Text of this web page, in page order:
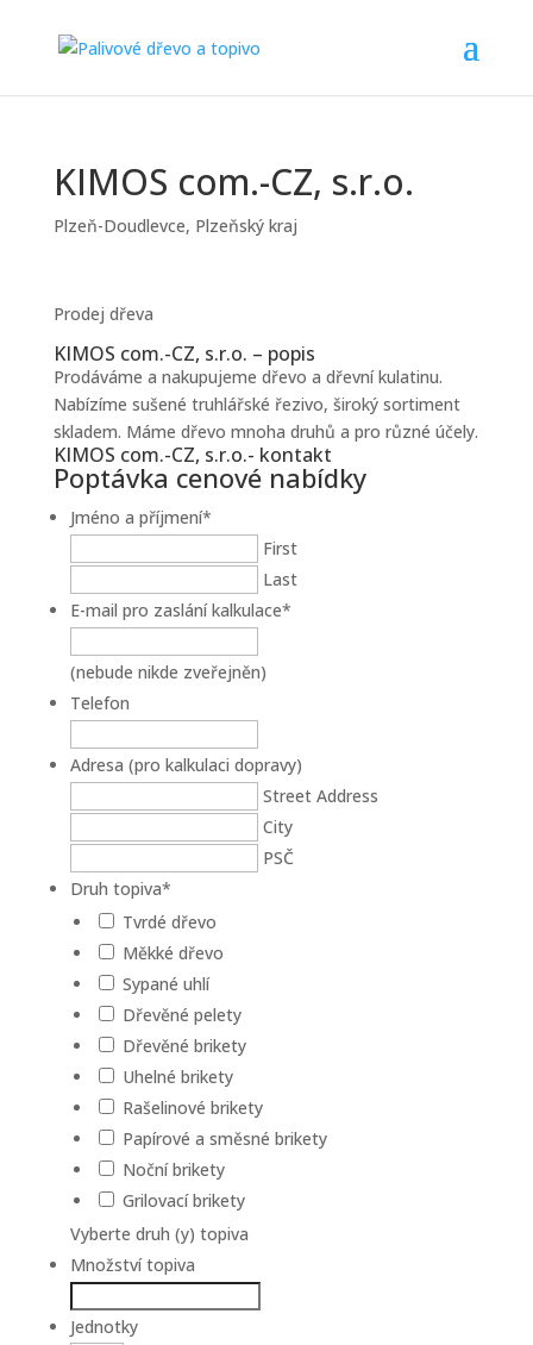
KIMOS com.-CZ, s.r.o.
Plzeň-Doudlevce, Plzeňský kraj
Prodej dřeva
KIMOS com.-CZ, s.r.o. – popis
Prodáváme a nakupujeme dřevo a dřevní kulatinu.
Nabízíme sušené truhlářské řezivo, široký sortiment
skladem. Máme dřevo mnoha druhů a pro různé účely.
KIMOS com.-CZ, s.r.o.- kontakt
Poptávka cenové nabídky
Jméno a příjmení*
First
Last
E-mail pro zaslání kalkulace*
(nebude nikde zveřejněn)
Telefon
Adresa (pro kalkulaci dopravy)
Street Address
City
PSČ
Druh topiva*
Tvrdé dřevo
Měkké dřevo
Sypané uhlí
Dřevěné pelety
Dřevěné brikety
Uhelné brikety
Rašelinové brikety
Papírové a směsné brikety
Noční brikety
Grilovací brikety
Vyberte druh (y) topiva
Množství topiva
Jednotky